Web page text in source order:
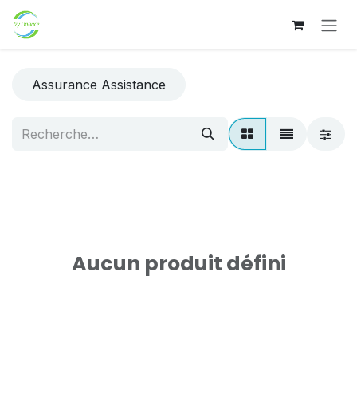
Se rendre au contenu
Assurance Assistance
Aucun produit défini